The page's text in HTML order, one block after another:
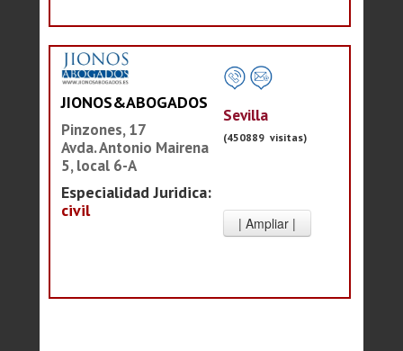
JIONOS&ABOGADOS
Pinzones, 17
Avda. Antonio Mairena
5, local 6-A
Especialidad Juridica:
civil
Sevilla
(450889 visitas)